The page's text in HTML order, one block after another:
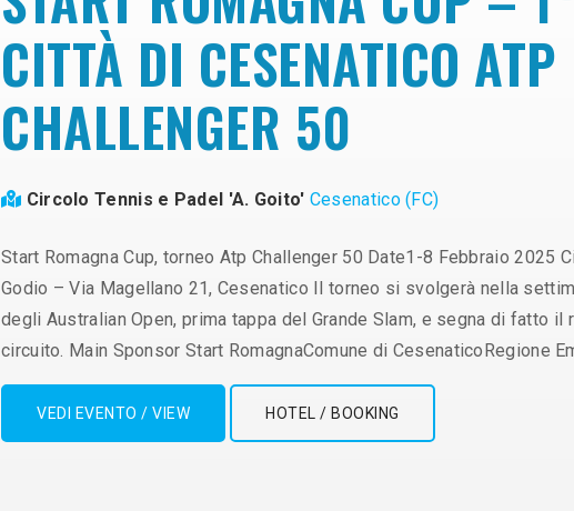
CITTÀ DI CESENATICO ATP
CHALLENGER 50
Circolo Tennis e Padel 'A. Goito' Cesenatico (FC)
Start Romagna Cup, torneo Atp Challenger 50 Date1-8 Febbraio 2025
Godio – Via Magellano 21, Cesenatico Il torneo si svolgerà nella
degli Australian Open, prima tappa del Grande Slam, e segna di fatto il
circuito. Main Sponsor Start RomagnaComune di CesenaticoRegione
VEDI EVENTO / VIEW HOTEL / BOOKING